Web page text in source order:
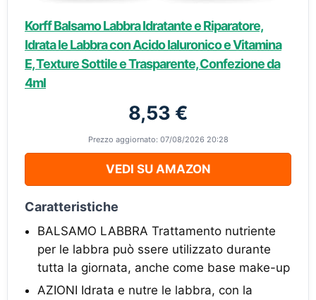
Korff Balsamo Labbra Idratante e Riparatore,
Idrata le Labbra con Acido Ialuronico e Vitamina
E, Texture Sottile e Trasparente, Confezione da
4ml
8,53 €
Prezzo aggiornato: 07/08/2026 20:28
VEDI SU AMAZON
Caratteristiche
BALSAMO LABBRA Trattamento nutriente
per le labbra può ssere utilizzato durante
tutta la giornata, anche come base make-up
AZIONI Idrata e nutre le labbra, con la